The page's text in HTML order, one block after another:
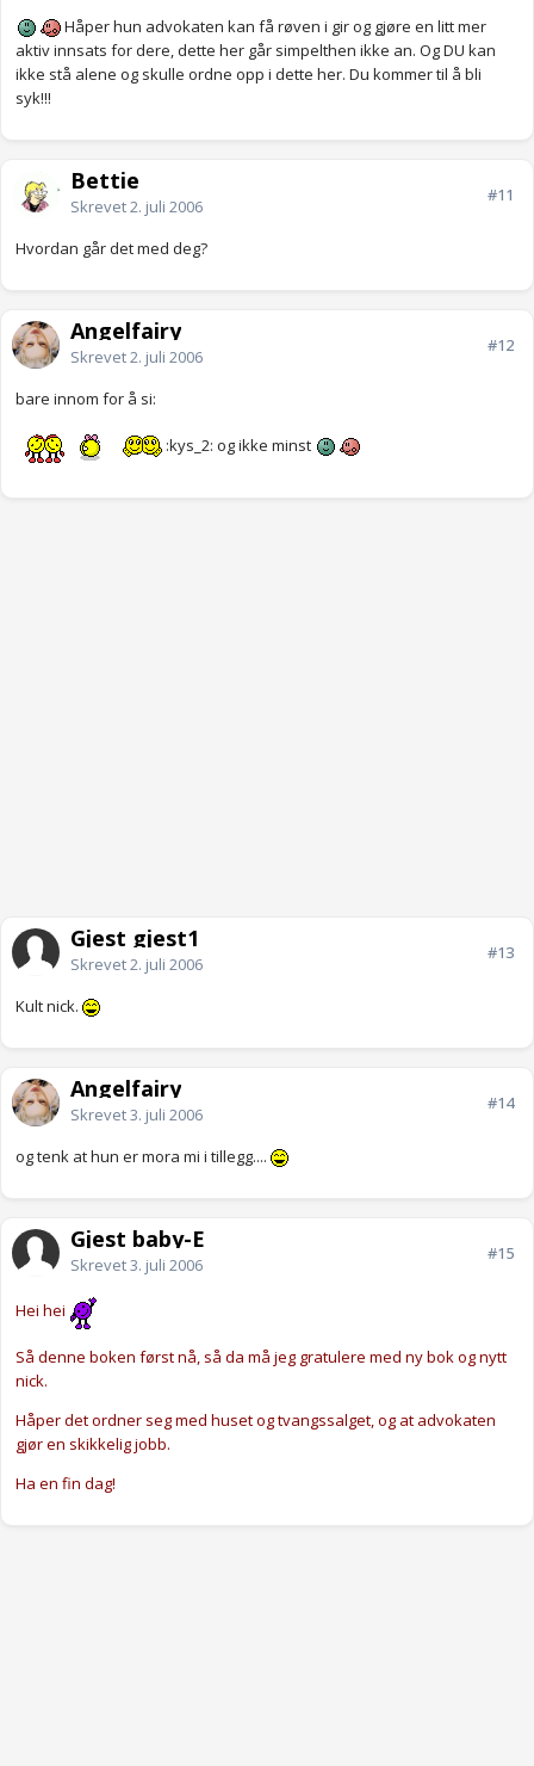
Håper hun advokaten kan få røven i gir og gjøre en litt mer
aktiv innsats for dere, dette her går simpelthen ikke an. Og DU kan
ikke stå alene og skulle ordne opp i dette her. Du kommer til å bli
syk!!!
Bettie
Skrevet2. juli 2006
#11
Hvordan går det med deg?
Angelfairy
Skrevet2. juli 2006
#12
bare innom for å si:
:kys_2: og ikke minst
Gjest gjest1
Skrevet2. juli 2006
#13
Kult nick.
Angelfairy
Skrevet3. juli 2006
#14
og tenk at hun er mora mi i tillegg....
Gjest baby-E
Skrevet3. juli 2006
#15
Hei hei
Så denne boken først nå, så da må jeg gratulere med ny bok og nytt
nick.
Håper det ordner seg med huset og tvangssalget, og at advokaten
gjør en skikkelig jobb.
Ha en fin dag!